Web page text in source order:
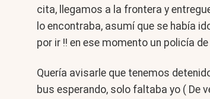
cita, llegamos a la frontera y
lo encontraba, asumí que se había
por ir !! en ese momento un policía
Quería avisarle que tenemos
bus esperando, solo faltaba yo ( De